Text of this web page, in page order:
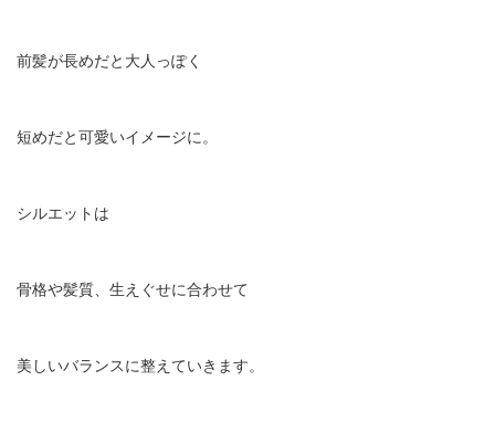
前髪が長めだと大人っぽく
短めだと可愛いイメージに。
シルエットは
骨格や髪質、生えぐせに合わせて
美しいバランスに整えていきます。